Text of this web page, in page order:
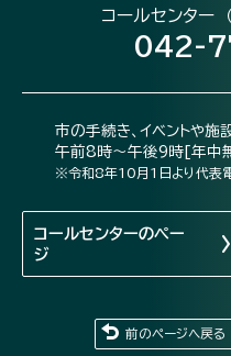
コールセンター
042-
市の手続き、イベントや施
午前8時～午後9時[年中
※令和8年10月1日より代表電
コールセンターのペー
ジ
前のページへ戻る